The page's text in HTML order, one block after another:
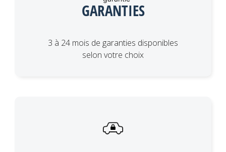
GARANTIES
3 à 24 mois de garanties disponibles
selon votre choix